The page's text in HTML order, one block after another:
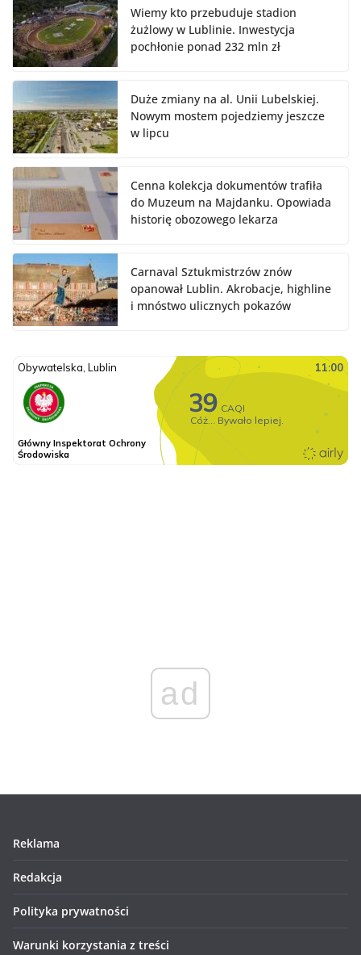
Wiemy kto przebuduje stadion
żużlowy w Lublinie. Inwestycja
pochłonie ponad 232 mln zł
Duże zmiany na al. Unii Lubelskiej.
Nowym mostem pojedziemy jeszcze
w lipcu
Cenna kolekcja dokumentów trafiła
do Muzeum na Majdanku. Opowiada
historię obozowego lekarza
Carnaval Sztukmistrzów znów
opanował Lublin. Akrobacje, highline
i mnóstwo ulicznych pokazów
ad
Reklama
Redakcja
Polityka prywatności
Warunki korzystania z treści